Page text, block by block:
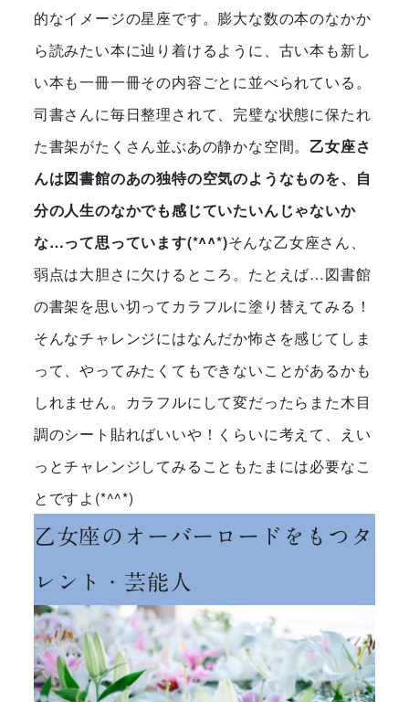
的なイメージの星座です。 膨大な数の本のなかか
ら読みたい本に辿り着けるように、古い本も新し
い本も一冊一冊その内容ごとに並べられている。
司書さんに毎日整理されて、完璧な状態に保たれ
た書架がたくさん並ぶあの静かな空間。乙女座さ
んは図書館のあの独特の空気のようなものを、自
分の人生のなかでも感じていたいんじゃないか
な…って思っています(*^^*)そんな乙女座さん、
弱点は大胆さに欠けるところ。 たとえば…図書館
の書架を思い切ってカラフルに塗り替えてみる！
そんなチャレンジにはなんだか怖さを感じてしま
って、やってみたくてもできないことがあるかも
しれません。カラフルにして変だったらまた木目
調のシート貼ればいいや！くらいに考えて、えい
っとチャレンジしてみることもたまには必要なこ
とですよ(*^^*)
乙女座のオーバーロードをもつタ
レント・芸能人